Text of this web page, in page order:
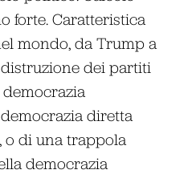
forte. Caratteristica
mondo, da Trump a
dei partiti
diretta
o di una trappola
democrazia